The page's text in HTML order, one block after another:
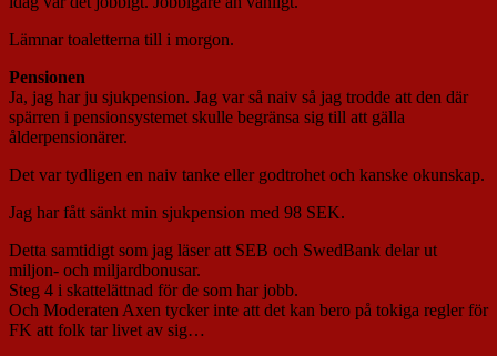
Lämnar toaletterna till i morgon.
Pensionen
Ja, jag har ju sjukpension. Jag var så naiv så jag trodde att den där
spärren i pensionsystemet skulle begränsa sig till att gälla
ålderpensionärer.
Det var tydligen en naiv tanke eller godtrohet och kanske okunskap.
Jag har fått sänkt min sjukpension med 98 SEK.
Detta samtidigt som jag läser att SEB och SwedBank delar ut
miljon- och miljardbonusar.
Steg 4 i skattelättnad för de som har jobb.
Och Moderaten Axen tycker inte att det kan bero på tokiga regler för
FK att folk tar livet av sig…